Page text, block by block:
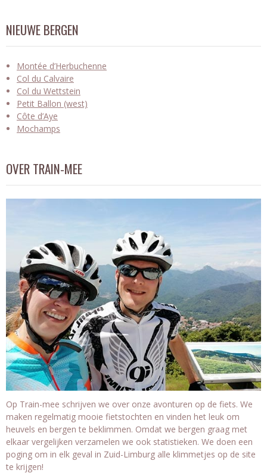
NIEUWE BERGEN
Montée d’Herbuchenne
Col du Calvaire
Col du Wettstein
Petit Ballon (west)
Côte d’Aye
Mochamps
OVER TRAIN-MEE
Op Train-mee schrijven we over onze avonturen op de fiets. We
maken regelmatig mooie fietstochten en vinden het leuk om
heuvels en bergen te beklimmen. Omdat we bergen graag met
elkaar vergelijken verzamelen we ook statistieken. We doen een
poging om in elk geval in Zuid-Limburg alle klimmetjes op de site
te krijgen!